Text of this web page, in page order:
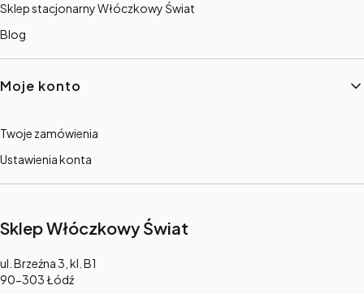
Sklep stacjonarny Włóczkowy Świat
Blog
Moje konto
Twoje zamówienia
Ustawienia konta
Sklep Włóczkowy Świat
Adres:
ul. Brzeźna 3, kl. B1
90-303 Łódź